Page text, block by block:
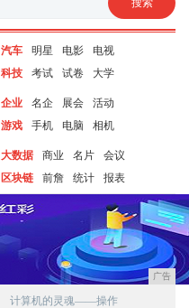
汽车 明星 电影
电视
科技
考试 试卷 大学
企业 名企 展会
活动
游戏
手机 电脑 相机
大数据 商业 名片
会议
区块链
前詹 统计 报表
广告
计算机的灵魂——操作